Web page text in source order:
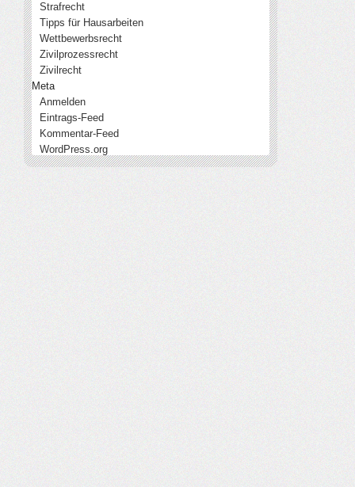
Strafrecht
Tipps für Hausarbeiten
Wettbewerbsrecht
Zivilprozessrecht
Zivilrecht
Meta
Anmelden
Eintrags-Feed
Kommentar-Feed
WordPress.org